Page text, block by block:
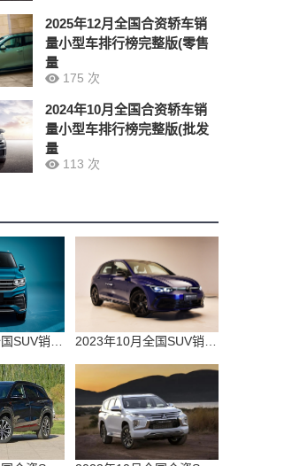
2025年12月全国合资轿车销
量小型车排行榜完整版(零售
量
175 次
2024年10月全国合资轿车销
量小型车排行榜完整版(批发
量
113 次